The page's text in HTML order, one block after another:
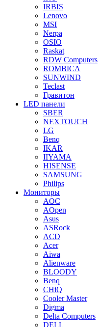
IRBIS
Lenovo
MSI
Nerpa
OSIO
Raskat
RDW Computers
ROMBICA
SUNWIND
Teclast
Гравитон
LED панели
SBER
NEXTOUCH
LG
Benq
IKAR
IIYAMA
HISENSE
SAMSUNG
Philips
Мониторы
AOC
AOpen
Asus
ASRock
ACD
Acer
Aiwa
Alienware
BLOODY
Benq
CHiQ
Cooler Master
Digma
Delta Computers
DELL